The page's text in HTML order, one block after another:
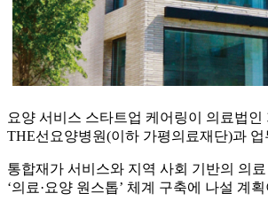
요양 서비스 스타트업 케어링이 의료법
THE선요양병원(이하 가평의료재단)과
통합재가 서비스와 지역 사회 기반의 의
‘의료·요양 원스톱’ 체계 구축에 나설 계